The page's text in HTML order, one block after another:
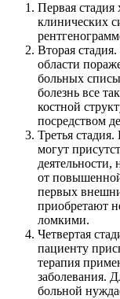
Первая стадия
клинических
Вторая
области
больных
болезнь все
костной
посредством
Третья
могут
деятельности,
от
первых
приобретают
ломкими.
Четвертая
пациенту
терапия
заболевания.
больной